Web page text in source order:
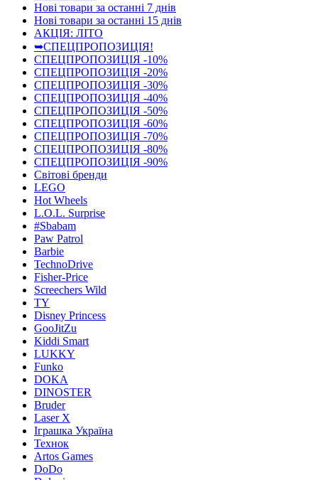
Нові товари за останнi 7 днiв
Нові товари за останнi 15 днiв
АКЦІЯ: ЛІТО
➥СПЕЦПРОПОЗИЦІЯ!
СПЕЦПРОПОЗИЦІЯ -10%
СПЕЦПРОПОЗИЦІЯ -20%
СПЕЦПРОПОЗИЦІЯ -30%
СПЕЦПРОПОЗИЦІЯ -40%
СПЕЦПРОПОЗИЦІЯ -50%
СПЕЦПРОПОЗИЦІЯ -60%
СПЕЦПРОПОЗИЦІЯ -70%
СПЕЦПРОПОЗИЦІЯ -80%
СПЕЦПРОПОЗИЦІЯ -90%
Світові бренди
LEGO
Hot Wheels
L.O.L. Surprise
#Sbabam
Paw Patrol
Barbie
TechnoDrive
Fisher-Price
Screechers Wild
TY
Disney Princess
GooJitZu
Kiddi Smart
LUKKY
Funko
DOKA
DINOSTER
Bruder
Laser X
Іграшка Україна
Технок
Artos Games
DoDo